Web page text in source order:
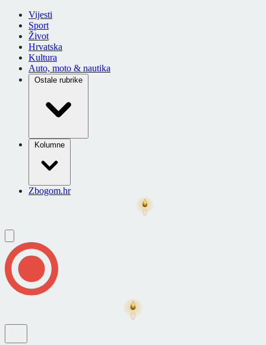
Vijesti
Sport
Život
Hrvatska
Kultura
Auto, moto & nautika
Ostale rubrike
Kolumne
Zbogom.hr